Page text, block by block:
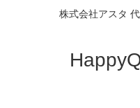
株式会社アスタ